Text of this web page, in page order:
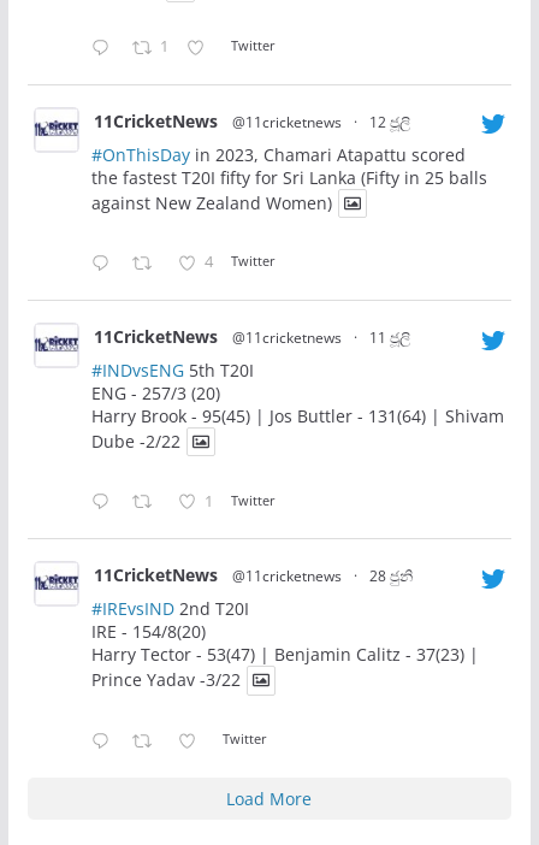
1 Twitter
11CricketNews @11cricketnews · 12 ජූලි
#OnThisDayin 2023, Chamari Atapattu scored
the fastest T20I fifty for Sri Lanka (Fifty in 25 balls
against New Zealand Women)
4 Twitter
11CricketNews @11cricketnews · 11 ජූලි
#INDvsENG5th T20I
ENG - 257/3 (20)
Harry Brook - 95(45) | Jos Buttler - 131(64) | Shivam
Dube -2/22
1 Twitter
11CricketNews @11cricketnews · 28 ජුනි
#IREvsIND2nd T20I
IRE - 154/8(20)
Harry Tector - 53(47) | Benjamin Calitz - 37(23) |
Prince Yadav -3/22
Twitter
Load More